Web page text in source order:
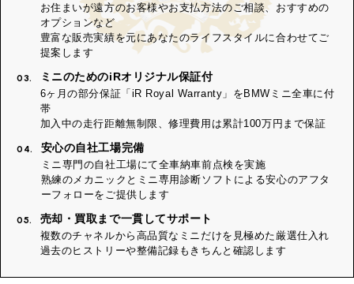
お住まいが遠方のお客様やお支払方法のご相談、おすすめの
オプションなど
豊富な販売実績を元にあなたのライフスタイルに合わせてご
提案します
03. ミニのためのiRオリジナル保証付
6ヶ月の部分保証「iR Royal Warranty」をBMWミニ全車に付
帯
加入中の走行距離無制限、修理費用は累計100万円まで保証
04. 安心の自社工場完備
ミニ専門の自社工場にて全車納車前点検を実施
熟練のメカニックとミニ専用診断ソフトによる安心のアフタ
ーフォローをご提供します
05. 売却・買取まで一貫してサポート
複数のチャネルから高品質なミニだけを見極めた厳選仕入れ
過去のヒストリーや整備記録もきちんと確認します